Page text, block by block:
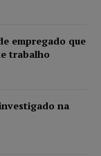
empregado que
trabalho
na